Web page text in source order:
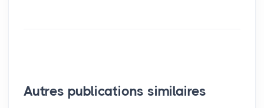
Autres publications similaires